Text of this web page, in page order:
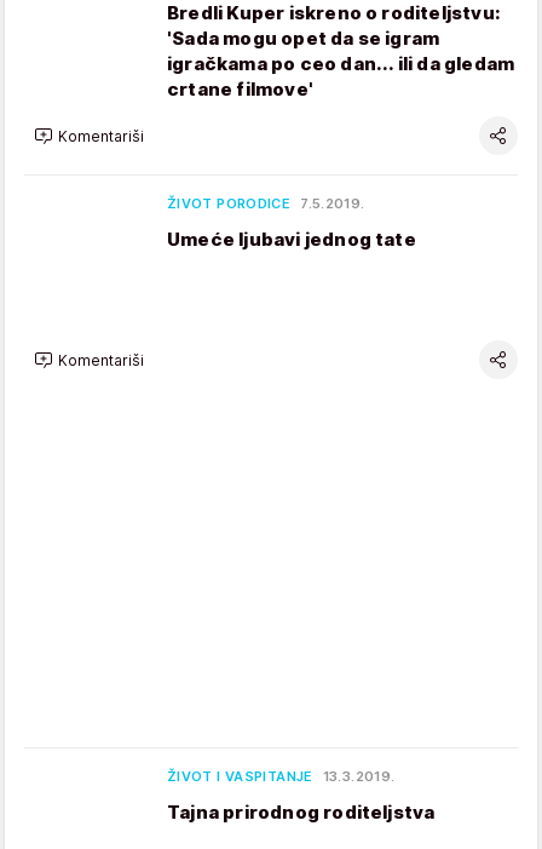
Bredli Kuper iskreno o roditeljstvu:
'Sada mogu opet da se igram
igračkama po ceo dan... ili da gledam
crtane filmove'
Komentariši
ŽIVOT PORODICE 7.5.2019.
Umeće ljubavi jednog tate
Komentariši
ŽIVOT I VASPITANJE 13.3.2019.
Tajna prirodnog roditeljstva